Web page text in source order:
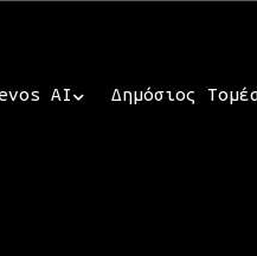
AI Δημόσιος